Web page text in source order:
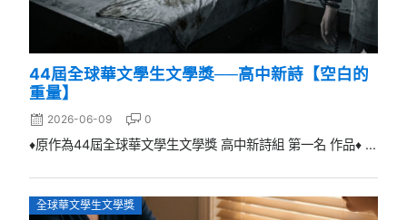
44屆全球華文學生文學獎──高中新詩【空白的
重量】
2026-06-09 0
♦原作為44屆全球華文學生文學獎 高中新詩組 第一名 作品♦ ...
全球華文學生文學獎